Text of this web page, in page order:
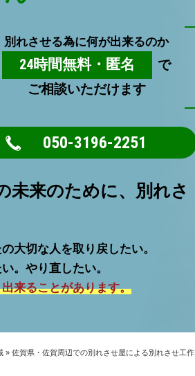
別れさせる為に何が出来るのか
24時間無料・匿名
で
ご相談いただけます
050-3196-2251
未来のために、別れさ
大切な人を取り戻したい。
。やり直したい。
来ることがあります。
» 佐賀県・佐賀周辺での別れさせ屋による別れさせ工作